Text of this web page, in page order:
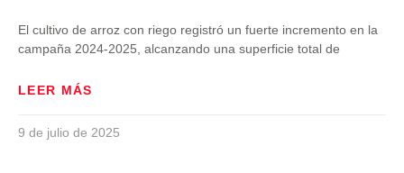
El cultivo de arroz con riego registró un fuerte incremento en la
campaña 2024-2025, alcanzando una superficie total de
LEER MÁS
9 de julio de 2025